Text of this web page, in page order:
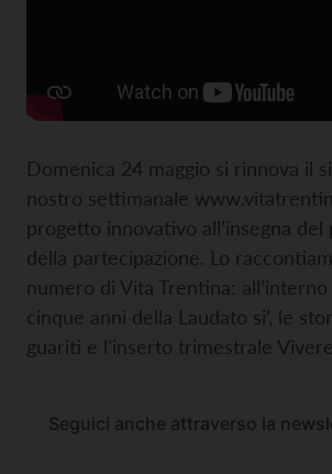
Domenica 24 maggio si rinnova il
nostro settimanale
progetto innovativo all’insegna del
della partecipazione. Lo
numero di Vita Trentina:
cinque anni della Laudato si’, le
guariti e l’inserto trimestrale
Seguici anche attraverso la